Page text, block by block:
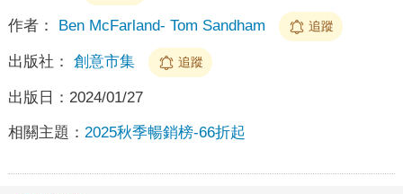
作者： Ben McFarland- Tom Sandham 追蹤
出版社： 創意市集 追蹤
出版日： 2024/01/27
相關主題： 2025秋季暢銷榜-66折起